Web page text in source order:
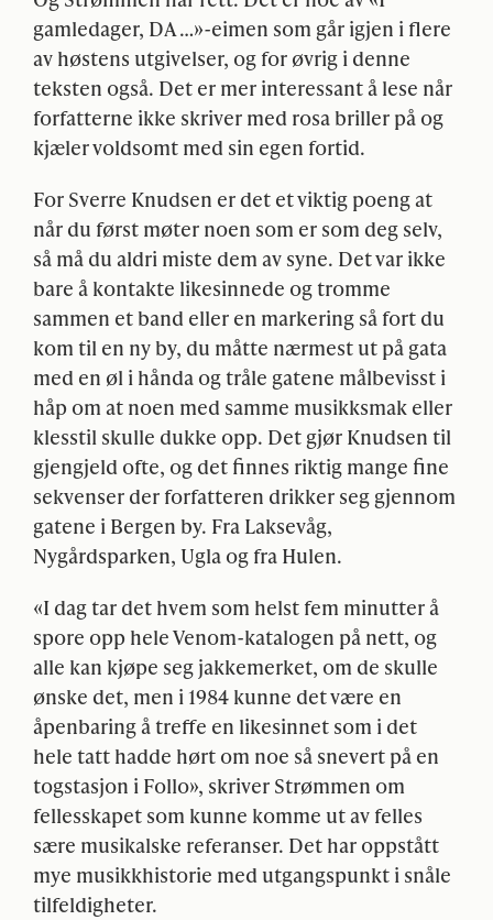
gamledager, DA …»-eimen som går igjen i flere
av høstens utgivelser, og for øvrig i denne
teksten også. Det er mer interessant å lese når
forfatterne ikke skriver med rosa briller på og
kjæler voldsomt med sin egen fortid.
For Sverre Knudsen er det et viktig poeng at
når du først møter noen som er som deg selv,
så må du aldri miste dem av syne. Det var ikke
bare å kontakte likesinnede og tromme
sammen et band eller en markering så fort du
kom til en ny by, du måtte nærmest ut på gata
med en øl i hånda og tråle gatene målbevisst i
håp om at noen med samme musikksmak eller
klesstil skulle dukke opp. Det gjør Knudsen til
gjengjeld ofte, og det finnes riktig mange fine
sekvenser der forfatteren drikker seg gjennom
gatene i Bergen by. Fra Laksevåg,
Nygårdsparken, Ugla og fra Hulen.
«I dag tar det hvem som helst fem minutter å
spore opp hele Venom-katalogen på nett, og
alle kan kjøpe seg jakkemerket, om de skulle
ønske det, men i 1984 kunne det være en
åpenbaring å treffe en likesinnet som i det
hele tatt hadde hørt om noe så snevert på en
togstasjon i Follo», skriver Strømmen om
fellesskapet som kunne komme ut av felles
sære musikalske referanser. Det har oppstått
mye musikkhistorie med utgangspunkt i snåle
tilfeldigheter.